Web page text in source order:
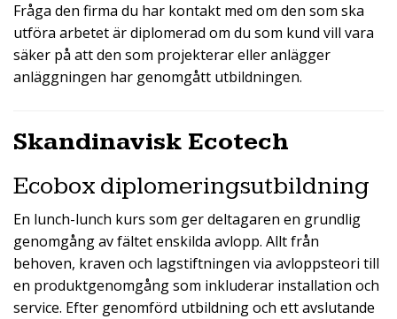
Fråga den firma du har kontakt med om den som ska
utföra arbetet är diplomerad om du som kund vill vara
säker på att den som projekterar eller anlägger
anläggningen har genomgått utbildningen.
Skandinavisk Ecotech
Ecobox diplomeringsutbildning
En lunch-lunch kurs som ger deltagaren en grundlig
genomgång av fältet enskilda avlopp. Allt från
behoven, kraven och lagstiftningen via avloppsteori till
en produktgenomgång som inkluderar installation och
service. Efter genomförd utbildning och ett avslutande